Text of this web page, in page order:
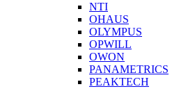
NTI
OHAUS
OLYMPUS
OPWILL
OWON
PANAMETRICS
PEAKTECH